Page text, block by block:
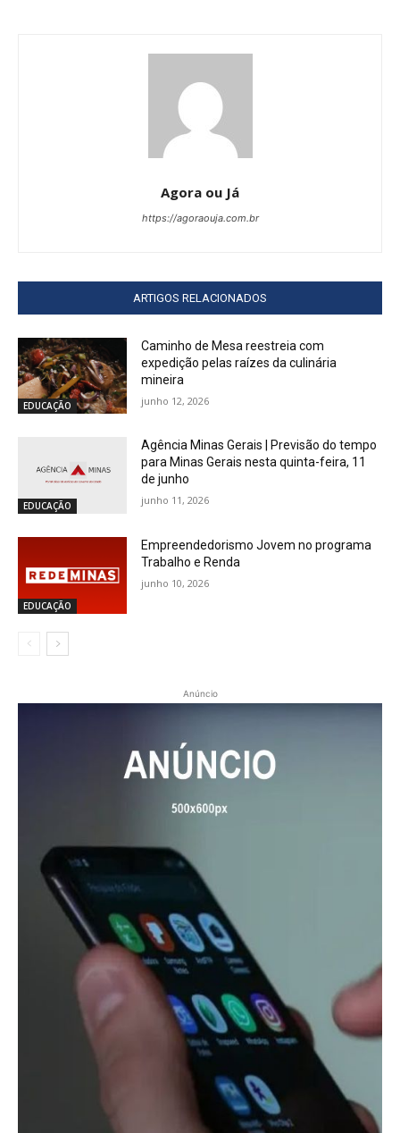
Agora ou Já
https://agoraouja.com.br
ARTIGOS RELACIONADOS
EDUCAÇÃO
Caminho de Mesa reestreia com
expedição pelas raízes da culinária
mineira
junho 12, 2026
EDUCAÇÃO
Agência Minas Gerais | Previsão do tempo
para Minas Gerais nesta quinta-feira, 11
de junho
junho 11, 2026
EDUCAÇÃO
Empreendedorismo Jovem no programa
Trabalho e Renda
junho 10, 2026
Anúncio